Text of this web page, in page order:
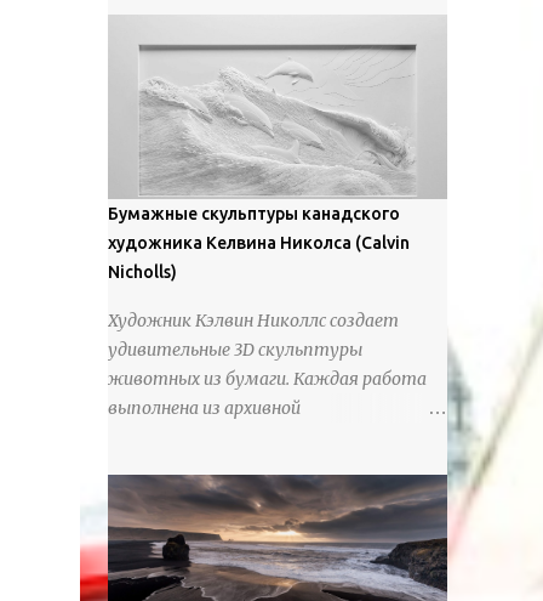
описываются индикатрисой ...
смысле, персонажи его картин
предлагают зрителям незаконченный
рассказ, который усиливается его
уникальной манерой использования
освещения". Для просмотра всех работ,
посетите страницу –
https://www.artfinder.com/artist/takayuki-
harada/about/#/
Бумажные скульптуры канадского
художника Келвина Николса (Calvin
Nicholls)
Художник Кэлвин Николлс создает
удивительные 3D скульптуры
животных из бумаги. Каждая работа
выполнена из архивной
выцветание. Николлс использует
крошечные количества клея для
закрепления отдельных деталей,
используя ножи и инструменты для